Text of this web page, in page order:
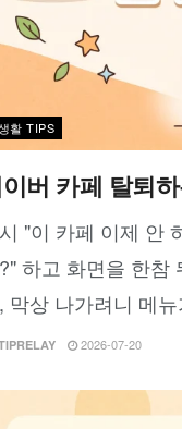
활 TIPS
버 카페 탈퇴
"이 카페 이제 안
하고 화면을 한참
막상 나가려니 메
2026-07-20